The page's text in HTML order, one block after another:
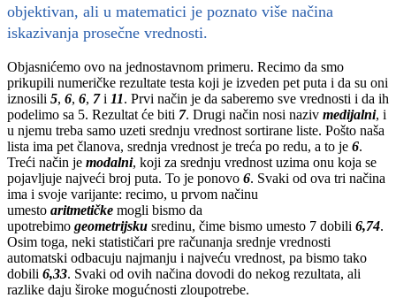
objektivan, ali u matematici je poznato više načina
iskazivanja prosečne vrednosti.
Objasnićemo ovo na jednostavnom primeru. Recimo da smo
prikupili numeričke rezultate testa koji je izveden pet puta i da su oni
iznosili 5, 6, 6, 7i 11. Prvi način je da saberemo sve vrednosti i da ih
podelimo sa 5. Rezultat će biti 7. Drugi način nosi naziv medijalni, i
u njemu treba samo uzeti srednju vrednost sortirane liste. Pošto naša
lista ima pet članova, srednja vrednost je treća po redu, a to je 6.
Treći način je modalni, koji za srednju vrednost uzima onu koja se
pojavljuje najveći broj puta. To je ponovo 6. Svaki od ova tri načina
ima i svoje varijante: recimo, u prvom načinu
umesto aritmetičke mogli bismo da
upotrebimo geometrijsku sredinu, čime bismo umesto 7 dobili 6,74.
Osim toga, neki statističari pre računanja srednje vrednosti
automatski odbacuju najmanju i najveću vrednost, pa bismo tako
dobili 6,33. Svaki od ovih načina dovodi do nekog rezultata, ali
razlike daju široke mogućnosti zloupotrebe.